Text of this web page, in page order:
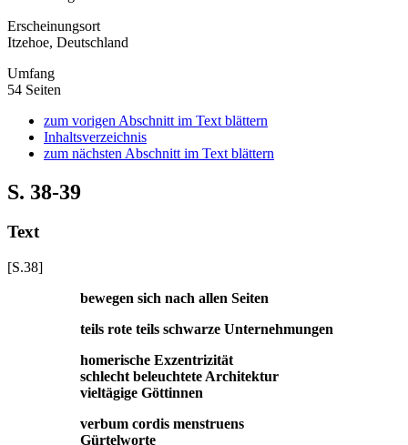
Erscheinungsort
Itzehoe, Deutschland
Umfang
54 Seiten
zum vorigen Abschnitt im Text blättern
Inhaltsverzeichnis
zum nächsten Abschnitt im Text blättern
S. 38-39
Text
[S.38]
bewegen sich nach allen Seiten
teils rote teils schwarze Unternehmungen
homerische Exzentrizität
schlecht beleuchtete Architektur
vieltägige Göttinnen
verbum cordis menstruens
Gürtelworte